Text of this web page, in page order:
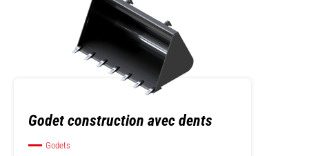
Godet construction avec dents
Godets